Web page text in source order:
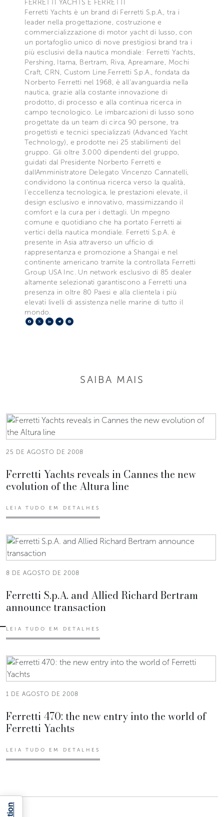
FERRETTI YACHTS E FERRETTI
Ferretti Yachts è un brand di Ferretti S.p.A., tra i
leader nella progettazione, costruzione e
commercializzazione di motor yacht di lusso, con
un portafoglio unico di nove prestigiosi brand tra i
più esclusivi della nautica mondiale: Ferretti Yachts,
Pershing, Itama, Bertram, Riva, Apreamare, Mochi
Craft, CRN, Custom Line.Ferretti S.p.A., fondata da
Norberto Ferretti nel 1968, è all'avanguardia nella
nautica, grazie alla costante innovazione di
prodotto, di processo e alla continua ricerca in
campo tecnologico. Le imbarcazioni di lusso sono
progettate da un team di circa 90 persone, tra
progettisti e tecnici specializzati (Advanced Yacht
Technology), e prodotte nei 25 stabilimenti del
gruppo. Gli oltre 3.000 dipendenti del gruppo,
guidati dal Presidente Norberto Ferretti e
dallAmministratore Delegato Vincenzo Cannatelli,
condividono la continua ricerca verso la qualità,
l'eccellenza tecnologica, le prestazioni elevate, il
design esclusivo e innovativo, massimizzando il
comfort e la cura per i dettagli. Un mpegno
comune e quotidiano che ha portato Ferretti ai
vertici della nautica mondiale. Ferretti S.p.A. è
presente in Asia attraverso un ufficio di
rappresentanza e promozione a Shangai e nel
continente americano tramite la controllata Ferretti
Group USA Inc. Un network esclusivo di 85 dealer
altamente selezionati garantiscono a Ferretti una
presenza in oltre 80 Paesi e alla clientela i più
elevati livelli di assistenza nelle marine di tutto il
mondo.
Facebook
X LinkedIn
Telegram
SAIBA MAIS
25 DE AGOSTO DE 2008
Ferretti Yachts reveals in Cannes the new
evolution of the Altura line
LEIA TUDO EM DETALHES
8 DE AGOSTO DE 2008
Ferretti S.p.A. and Allied Richard Bertram
announce transaction
LEIA TUDO EM DETALHES
1 DE AGOSTO DE 2008
Ferretti 470: the new entry into the world of
Ferretti Yachts
LEIA TUDO EM DETALHES